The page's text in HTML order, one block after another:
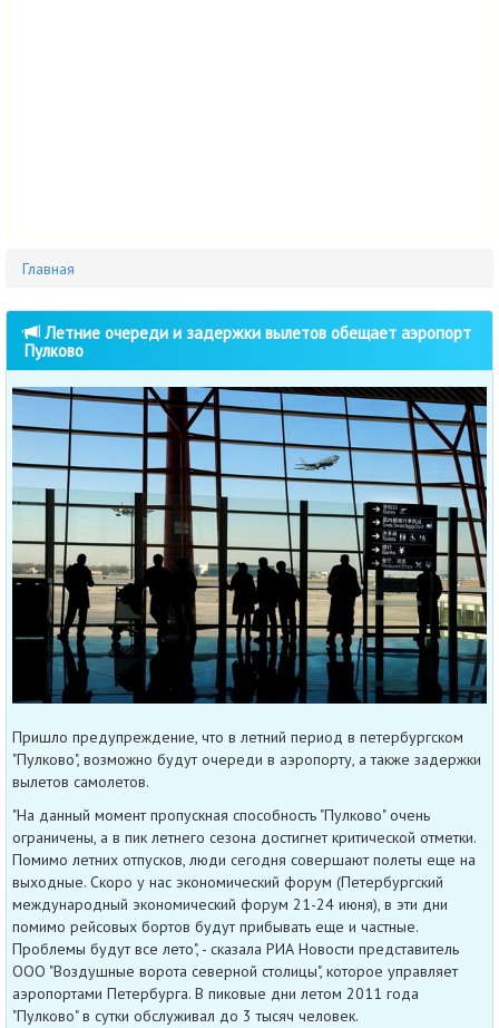
Главная
Летние очереди и задержки вылетов обещает аэропорт
Пулково
Пришло предупреждение, что в летний период в петербургском
"Пулково", возможно будут очереди в аэропорту, а также задержки
вылетов самолетов.
"На данный момент пропускная способность "Пулково" очень
ограничены, а в пик летнего сезона достигнет критической отметки.
Помимо летних отпусков, люди сегодня совершают полеты еще на
выходные. Скоро у нас экономический форум (Петербургский
международный экономический форум 21-24 июня), в эти дни
помимо рейсовых бортов будут прибывать еще и частные.
Проблемы будут все лето", - сказала РИА Новости представитель
ООО "Воздушные ворота северной столицы", которое управляет
аэропортами Петербурга. В пиковые дни летом 2011 года
"Пулково" в сутки обслуживал до 3 тысяч человек.